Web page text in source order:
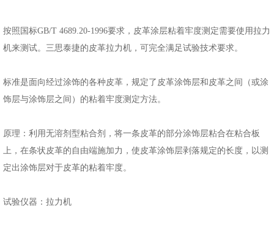
按照国标GB/T 4689.20-1996要求，皮革涂层粘着牢度测定需要使用拉力
机来测试。三思泰捷的皮革拉力机，可完全满足试验技术要求。
标准是面向经过涂饰的各种皮革，规定了皮革涂饰层和皮革之间（或涂
饰层与涂饰层之间）的粘着牢度测定方法。
原理：利用无溶剂型粘合剂，将一条皮革的部分涂饰层粘合在粘合板
上，在条状皮革的自由端施加力，使皮革涂饰层剥落规定的长度，以测
定出涂饰层对于皮革的粘着牢度。
试验仪器：拉力机